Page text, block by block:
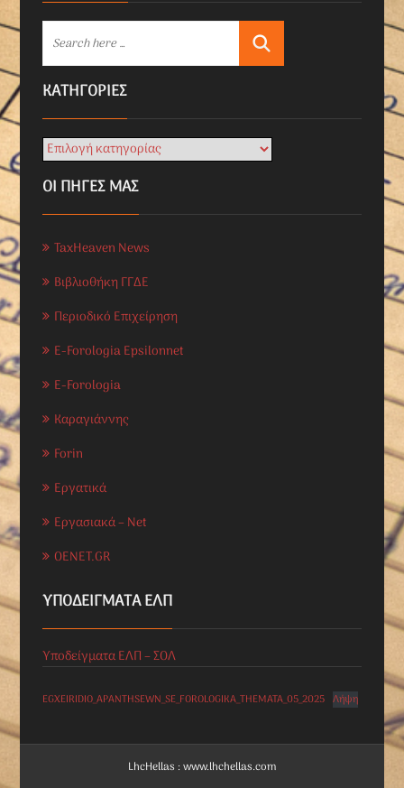
KΑΤΗΓΟΡΊΕΣ
ΟΙ ΠΗΓΕΣ ΜΑΣ
TaxHeaven News
Βιβλιοθήκη ΓΓΔΕ
Περιοδικό Επιχείρηση
E-Forologia Epsilonnet
E-Forologia
Καραγιάννης
Forin
Εργατικά
Εργασιακά – Net
OENET.GR
ΥΠΟΔΕΊΓΜΑΤΑ ΕΛΠ
Υποδείγματα ΕΛΠ – ΣΟΛ
EGXEIRIDIO_APANTHSEWN_SE_FOROLOGIKA_THEMATA_05_2025 Λήψη
LhcHellas : www.lhchellas.com